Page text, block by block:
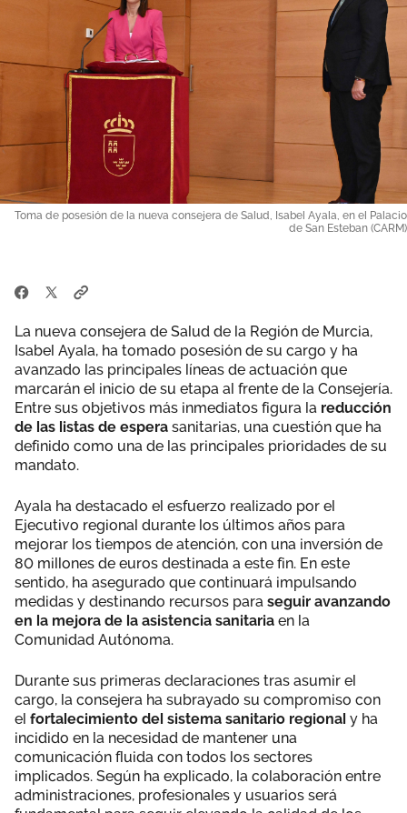
Toma de posesión de la nueva consejera de Salud, Isabel Ayala, en el Palacio
de San Esteban (CARM)
La nueva consejera de Salud de la Región de Murcia,
Isabel Ayala, ha tomado posesión de su cargo y ha
avanzado las principales líneas de actuación que
marcarán el inicio de su etapa al frente de la Consejería.
Entre sus objetivos más inmediatos figura la reducción
de las listas de espera sanitarias, una cuestión que ha
definido como una de las principales prioridades de su
mandato.
Ayala ha destacado el esfuerzo realizado por el
Ejecutivo regional durante los últimos años para
mejorar los tiempos de atención, con una inversión de
80 millones de euros destinada a este fin. En este
sentido, ha asegurado que continuará impulsando
medidas y destinando recursos para seguir avanzando
en la mejora de la asistencia sanitaria en la
Comunidad Autónoma.
Durante sus primeras declaraciones tras asumir el
cargo, la consejera ha subrayado su compromiso con
el fortalecimiento del sistema sanitario regional y ha
incidido en la necesidad de mantener una
comunicación fluida con todos los sectores
implicados. Según ha explicado, la colaboración entre
administraciones, profesionales y usuarios será